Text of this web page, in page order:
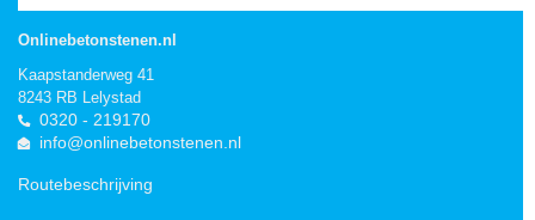
Onlinebetonstenen.nl
Kaapstanderweg 41
8243 RB Lelystad
0320 - 219170
info@onlinebetonstenen.nl
Routebeschrijving